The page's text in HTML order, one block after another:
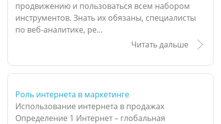
продвижению и пользоваться всем набором
инструментов. Знать их обязаны, специалисты
по веб-аналитике, ре...
Читать дальше
Роль интернета в маркетинге
Использование интернета в продажах
Определение 1 Интернет – глобальная